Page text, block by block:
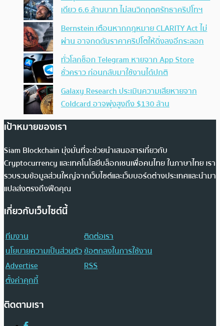
เดียว 6.6 ล้านบาท ไม่สนวิกฤตศรัทธาคริปโทฯ
Bernstein เตือนหากกฎหมาย CLARITY Act ไม่
ผ่าน อาจกดดันราคาคริปโตให้ดิ่งลงอีกระลอก
ทั่วโลกช็อก Telegram หายจาก App Store
ชั่วคราว ก่อนกลับมาใช้งานได้ปกติ
Galaxy Research ประเมินความเสียหายจาก
Coldcard อาจพุ่งสูงถึง $130 ล้าน
เป้าหมายของเรา
Siam Blockchain มุ่งมั่นที่จะช่วยนำเสนอสารเกี่ยวกับ
Cryptocurrency และเทคโนโลยีบล็อกเชนเพื่อคนไทย ในภาษาไทย เรา
รวบรวมข้อมูลส่วนใหญ่จากเว็บไซต์และเว็บบอร์ดต่างประเทศและนำมา
แปลส่งตรงถึงฟีดคุณ
เกี่ยวกับเว็บไซต์นี้
ทีมงาน
ติดต่อเรา
นโยบายความเป็นส่วนตัวข้อตกลงในการใช้งาน
Advertise
RSS
ตั้งค่าคุกกี้
ติดตามเรา